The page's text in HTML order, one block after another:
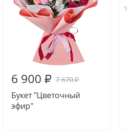
6 900 ₽ 7 670₽
Букет "Цветочный
эфир"